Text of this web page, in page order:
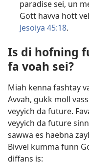
paradise sei, un
Gott havva hott
Jesoiya 45:18.
Is di hofning
fa voah sei?
Miah kenna fashtay
Avvah, gukk moll
veyyich da future.
veyyich da future
sawwa es haebna
Bivvel kumma funn
diffans is: